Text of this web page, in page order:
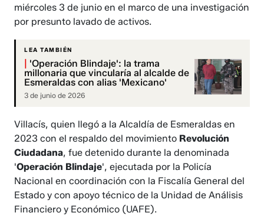
miércoles 3 de junio en el marco de una investigación
por presunto lavado de activos.
LEA TAMBIÉN
'Operación Blindaje': la trama
millonaria que vincularía al alcalde de
Esmeraldas con alias 'Mexicano'
3 de junio de 2026
Villacís, quien llegó a la Alcaldía de Esmeraldas en
2023 con el respaldo del movimiento Revolución
Ciudadana, fue detenido durante la denominada
'Operación Blindaje', ejecutada por la Policía
Nacional en coordinación con la Fiscalía General del
Estado y con apoyo técnico de la Unidad de Análisis
Financiero y Económico (UAFE).